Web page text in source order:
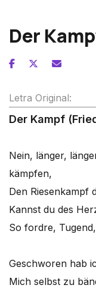
Der
Letra Original:
Der Kampf
Nein, länger,
kämpfen,
Den Riesenkampf
Kannst du des
So fordre,
Geschworen hab
Mich selbst zu